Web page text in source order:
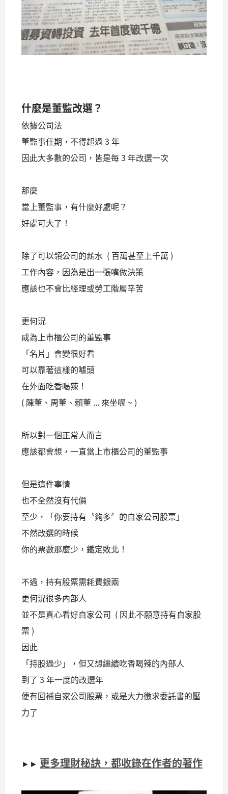
什麼是董監改選？
依據公司法
董監事任期，不得超過 3 年
因此大多數的公司，皆是每 3 年改選一次
那麼
當上董監事，有什麼好處呢？
好處可大了！
除了可以領公司的薪水 ( 百萬甚至上千萬 )
工作內容，因為是出一張嘴做決策
應該也不會比經理或勞工階層辛苦
更何況
成為上市櫃公司的董監事
「名片」會變很好看
可以靠著這樣的噱頭
在外面吃香喝辣！
( 陳董、周董、賴董 ... 來坐喔 ~ )
所以對一個正常人而言
應該都會想，一直當上市櫃公司的董監事
但是這件事情
也不全然沒有代價
至少，「你要持有〝夠多〞的自家公司股票」
不然改選的時候
你的票數那麼少，鐵定敗北！
不過，持有股票需耗費銀兩
更何況很多內部人
並不是真心看好自家公司 ( 因此不願意持有自家股
票 )
因此
「持股過少」，但又想繼續吃香喝辣的內部人
到了 3 年一度的改選年
便有回補自家公司股票，或是大力徵求委託書的壓
力了
►► 更多理財秘訣，都收錄在作者的著作